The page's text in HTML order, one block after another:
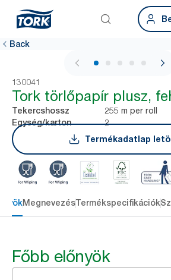
Back
1 / 5
130041
Tork törlőpapír plusz,
Tekercshossz 255 m per roll
Egység/karton
2
Termékadatlap
MegnevezésTermékspecifikációk
Főbb előnyök